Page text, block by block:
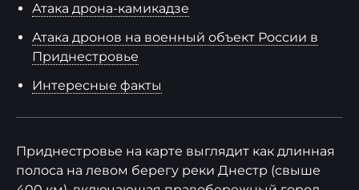
Атака дрона-камикадзе
Атака дронов на военный объект России в
Приднестровье
Интересные факты
Приднестровье на карте выглядит как длинная
полоса на левом берегу реки Днестр (свыше